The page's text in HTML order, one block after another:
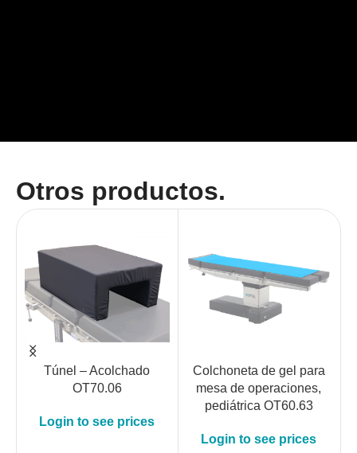
Otros productos.
Túnel – Acolchado
OT70.06
Login to see prices
Colchoneta de gel para
mesa de operaciones,
pediátrica OT60.63
Login to see prices